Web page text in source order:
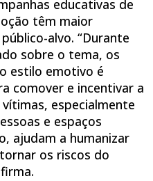
educativas de
têm maior
alvo. “Durante
sobre o tema, os
estilo emotivo é
comover e incentivar a
especialmente
e espaços
ajudam a humanizar
os riscos do